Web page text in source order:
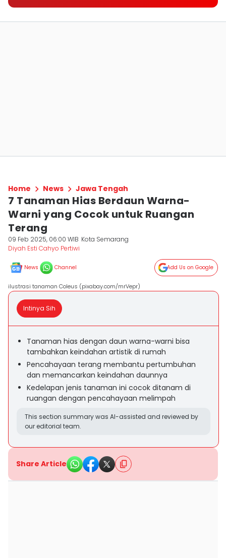
Home News Jawa Tengah
7 Tanaman Hias Berdaun Warna-
Warni yang Cocok untuk Ruangan
Terang
09 Feb 2025, 06:00 WIB Kota Semarang
Diyah Esti Cahyo Pertiwi
News Channel Add Us on Google
ilustrasi tanaman Coleus (pixabay.com/mrVepr)
Intinya Sih
Tanaman hias dengan daun warna-warni bisa
tambahkan keindahan artistik di rumah
Pencahayaan terang membantu pertumbuhan
dan memancarkan keindahan daunnya
Kedelapan jenis tanaman ini cocok ditanam di
ruangan dengan pencahayaan melimpah
This section summary was AI-assisted and reviewed by
our editorial team.
Share Article